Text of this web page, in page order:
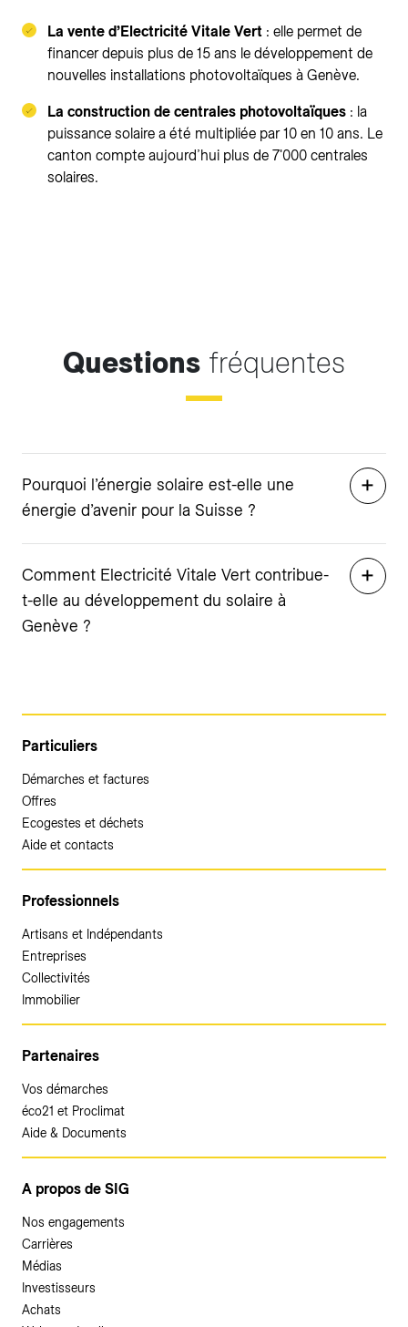
La vente d’Electricité Vitale Vert : elle permet de
financer depuis plus de 15 ans le développement de
nouvelles installations photovoltaïques à Genève.
La construction de centrales photovoltaïques : la
puissance solaire a été multipliée par 10 en 10 ans. Le
canton compte aujourd’hui plus de 7'000 centrales
solaires.
Questions fréquentes
Pourquoi l’énergie solaire est-elle une
énergie d’avenir pour la Suisse ?
Comment Electricité Vitale Vert contribue-
t-elle au développement du solaire à
Genève ?
Particuliers
Démarches et factures
Offres
Ecogestes et déchets
Aide et contacts
Professionnels
Artisans et Indépendants
Entreprises
Collectivités
Immobilier
Partenaires
Vos démarches
éco21 et Proclimat
Aide & Documents
A propos de SIG
Nos engagements
Carrières
Médias
Investisseurs
Achats